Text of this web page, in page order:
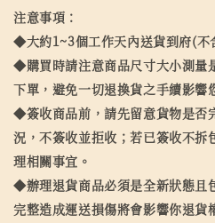
注意事項：
◆大約1~3個工作天內送貨到府(不
◆購買時請注意商品尺寸大小測量
下單，避免一切退換貨之手續影響
◆簽收商品前，請先留意貨物是否
況，不簽收並拒收；若已簽收不拆
理相關事宜。
◆辦理退貨商品必須是全新狀態且
完整造成運送損傷將會影響你退貨